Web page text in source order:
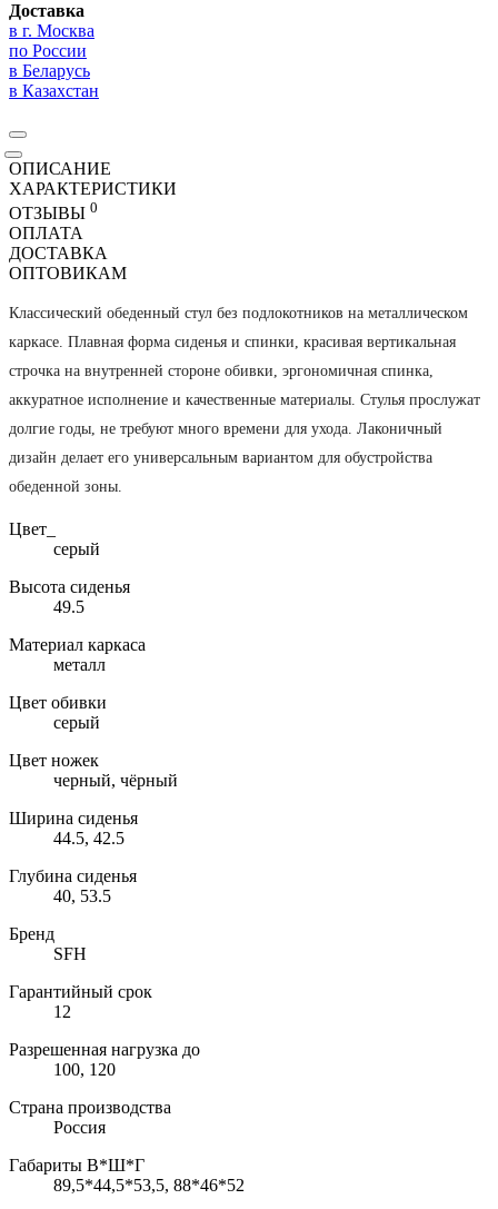
Доставка
в г. Москва
по России
в Беларусь
в Казахстан
ОПИСАНИЕ
ХАРАКТЕРИСТИКИ
ОТЗЫВЫ 0
ОПЛАТА
ДОСТАВКА
ОПТОВИКАМ
Классический обеденный стул без подлокотников на металлическом
каркасе. Плавная форма сиденья и спинки, красивая вертикальная
строчка на внутренней стороне обивки, эргономичная спинка,
аккуратное исполнение и качественные материалы. Стулья прослужат
долгие годы, не требуют много времени для ухода. Лаконичный
дизайн делает его универсальным вариантом для обустройства
обеденной зоны.
Цвет_
серый
Высота сиденья
49.5
Материал каркаса
металл
Цвет обивки
серый
Цвет ножек
черный, чёрный
Ширина сиденья
44.5, 42.5
Глубина сиденья
40, 53.5
Бренд
SFH
Гарантийный срок
12
Разрешенная нагрузка до
100, 120
Страна производства
Россия
Габариты В*Ш*Г
89,5*44,5*53,5, 88*46*52